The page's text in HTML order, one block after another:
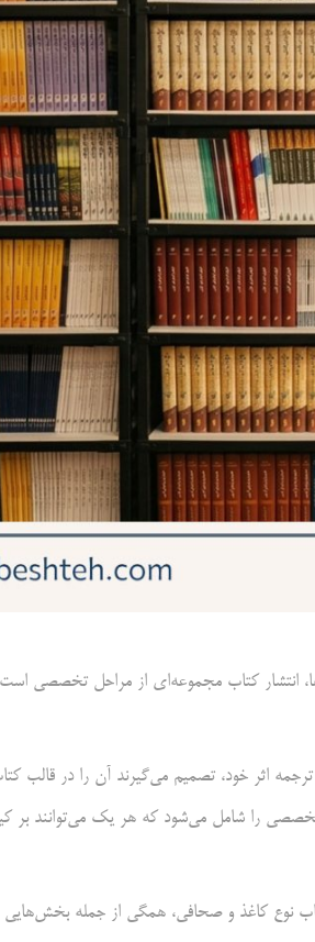
انتشار کتاب مجموعه‌ای از مراحل تخصصی
اثر خود، تصمیم می‌گیرند آن را در قالب
را شامل می‌شود که هر یک می‌توانند بر
نوع کاغذ و صحافی، همگی از جمله